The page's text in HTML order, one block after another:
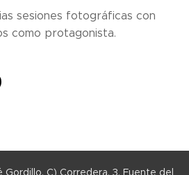
sesiones fotográficas con
como protagonista.